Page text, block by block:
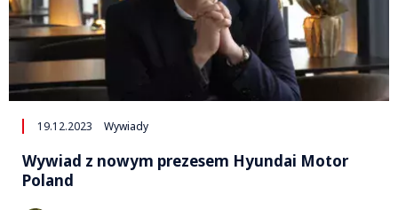
19.12.2023 Wywiady
Wywiad z nowym prezesem Hyundai Motor
Poland